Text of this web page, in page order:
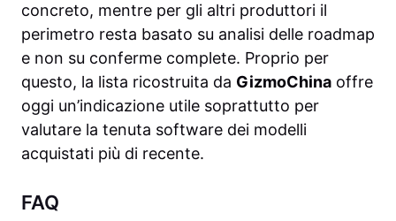
concreto, mentre per gli altri produttori il
perimetro resta basato su analisi delle roadmap
e non su conferme complete. Proprio per
questo, la lista ricostruita da GizmoChina offre
oggi un’indicazione utile soprattutto per
valutare la tenuta software dei modelli
acquistati più di recente.
FAQ